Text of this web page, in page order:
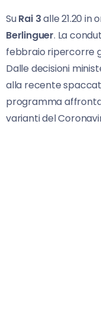
SuRai 3alle 21.20 in
Berlinguer. La
febbraio ripercorre
Dalle decisioni
alla recente
programma
varianti del